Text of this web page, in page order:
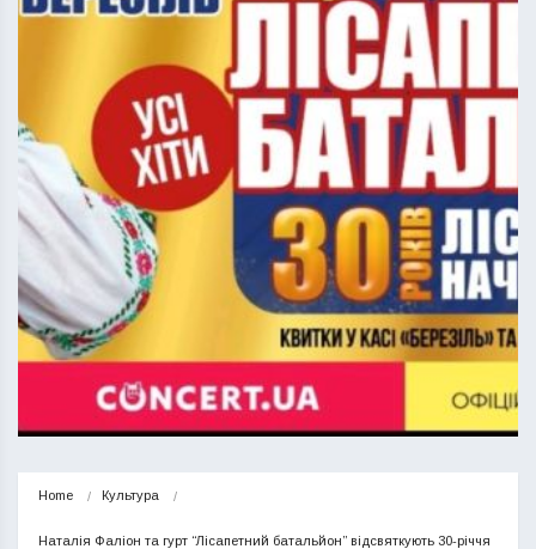
Home Культура
Наталія Фаліон та гурт “Лісапетний батальйон” відсвяткують 30-річчя